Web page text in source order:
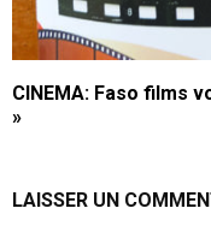
CINEMA: Faso films
»
LAISSER UN